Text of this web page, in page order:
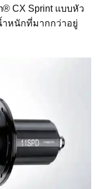
CX Sprint แบบหัว
ำหนักที่มากกว่าอยู่